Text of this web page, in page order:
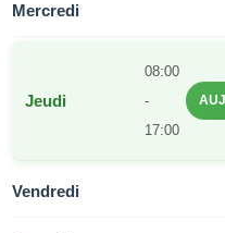
Mercredi
Jeudi
08:00
-
17:00
Vendredi